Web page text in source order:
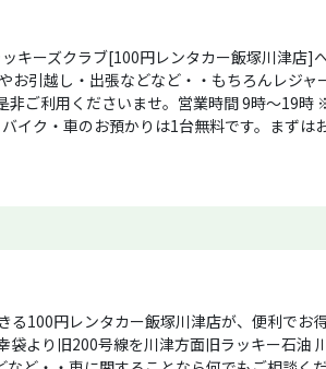
キーズクラブ[100円レンタカー飯塚川津店]
引越し・出張などなど・・もちろんレジ
ご利用くださいませ。営業時間 9時〜19
イク・車のお預かりは1台無料です。まずは
100円レンタカー飯塚川津店が、便利で
より旧200号線を川津方面旧ラッキー石油